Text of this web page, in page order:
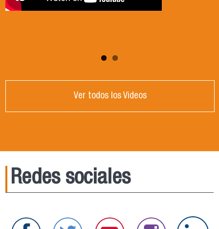
Ver todos los Videos
Redes sociales